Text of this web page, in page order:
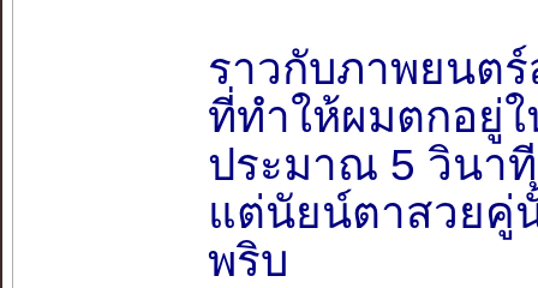
ราวกับภาพยนต
ที่ทำให้ผมตกอยู่
ประมาณ 5 วินาที
แต่นัยน์ตาสวยคู่
พริบ